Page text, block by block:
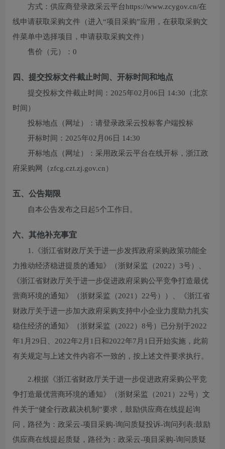
方式： 供应商登录政采云平台https://www.zcygov.cn/在
线申请获取采购文件（进入“项目采购”应用，在获取采购文
件菜单中选择项目，申请获取采购文件）
售价（元）： 0
四、提交投标文件截止时间、开标时间和地点
提交投标文件截止时间： 2025年02月06日 14:30 （北京
时间）
投标地点（网址）： 请登录政采云投标客户端投标
开标时间： 2025年02月06日 14:30
开标地点（网址）： 采用政采云平台在线开标，浙江政
府采购网（zfcg.czt.zj.gov.cn）
五、公告期限
自本公告发布之日起5个工作日。
六、其他补充事宜
1.《浙江省财政厅关于进一步发挥政府采购政策功能全
力推动经济稳进提质的通知》（浙财采监（2022）3号）、
《浙江省财政厅关于进一步促进政府采购公平竞争打造最优
营商环境的通知》（浙财采监（2021）22号））、《浙江省
财政厅关于进一步加大政府采购支持中小企业力度助力扎实
稳住经济的通知》（浙财采监（2022）8号）已分别于2022
年1月29日、2022年2月1日和2022年7月1日开始实施，此前
有关规定与上述文件内容不一致的，按上述文件要求执行。
2.根据《浙江省财政厅关于进一步促进政府采购公平竞
争打造最优营商环境的通知》（浙财采监（2021）22号）文
件关于“健全行政裁决机制”要求，鼓励供应商在线提起询
问，路径为：政采云-项目采购-询问质疑投诉-询问列表:鼓励
供应商在线提起质疑，路径为：政采云-项目采购-询问质疑